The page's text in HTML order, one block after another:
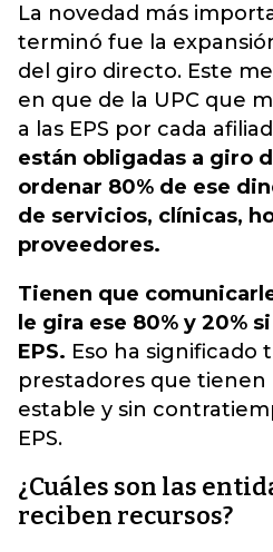
La novedad más
terminó fue la
del giro directo. Este
en que de la UPC que
a las EPS por cada
están obligadas a giro
ordenar 80% de ese
de servicios, clínicas,
proveedores.
Tienen que
le gira ese 80% y 20%
EPS. Eso ha significado
prestadores que tienen
estable y sin
EPS.
¿Cuáles son las
reciben recursos?